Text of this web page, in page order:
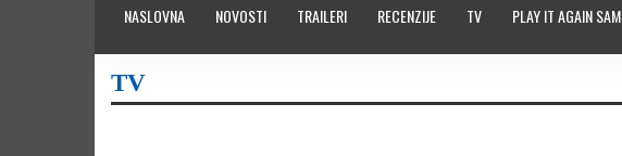
NASLOVNA NOVOSTI TRAILERI RECENZIJE TV PLAY IT AGAIN SAM
TV